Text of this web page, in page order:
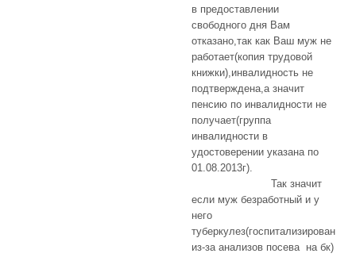
в предоставлении
свободного дня Вам
отказано,так как Ваш муж не
работает(копия трудовой
книжки),инвалидность не
подтверждена,а значит
пенсию по инвалидности не
получает(группа
инвалидности в
удостоверении указана по
01.08.2013г).
Так значит
если муж безработный и у
него
туберкулез(госпитализирован
из-за анализов посева на бк)